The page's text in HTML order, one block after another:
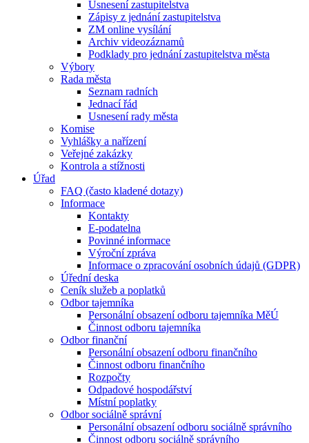
Usnesení zastupitelstva
Zápisy z jednání zastupitelstva
ZM online vysílání
Archiv videozáznamů
Podklady pro jednání zastupitelstva města
Výbory
Rada města
Seznam radních
Jednací řád
Usnesení rady města
Komise
Vyhlášky a nařízení
Veřejné zakázky
Kontrola a stížnosti
Úřad
FAQ (často kladené dotazy)
Informace
Kontakty
E-podatelna
Povinné informace
Výroční zpráva
Informace o zpracování osobních údajů (GDPR)
Úřední deska
Ceník služeb a poplatků
Odbor tajemníka
Personální obsazení odboru tajemníka MěÚ
Činnost odboru tajemníka
Odbor finanční
Personální obsazení odboru finančního
Činnost odboru finančního
Rozpočty
Odpadové hospodářství
Místní poplatky
Odbor sociálně správní
Personální obsazení odboru sociálně správního
Činnost odboru sociálně správního